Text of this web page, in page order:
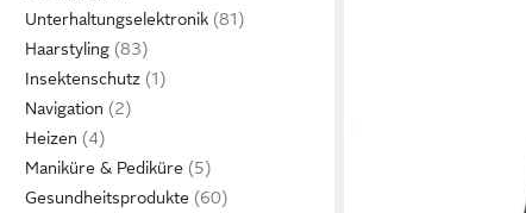
Unterhaltungselektronik
Haarstyling
Insektenschutz
Navigation
Heizen
Maniküre & Pediküre
Gesundheitsprodukte
Bodenstaubsauger
Staubsauger mit